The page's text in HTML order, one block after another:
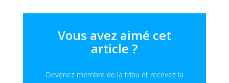
Vous avez aimé cet
article ?
Devenez membre de la tribu et recevez la